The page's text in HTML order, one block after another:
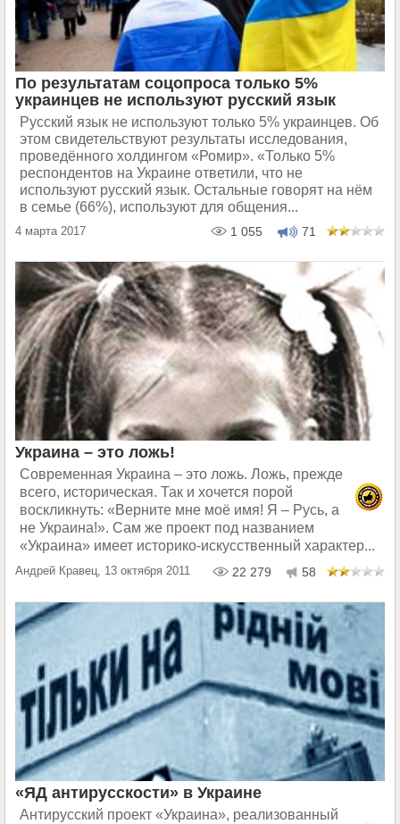
По результатам соцопроса только 5%
украинцев не используют русский язык
Русский язык не используют только 5% украинцев. Об
этом свидетельствуют результаты исследования,
проведённого холдингом «Ромир». «Только 5%
респондентов на Украине ответили, что не
используют русский язык. Остальные говорят на нём
в семье (66%), используют для общения...
4 марта 2017 1 055 71
Украина – это ложь!
Современная Украина – это ложь. Ложь, прежде
всего, историческая. Так и хочется порой
воскликнуть: «Верните мне моё имя! Я – Русь, а
не Украина!». Сам же проект под названием
«Украина» имеет историко-искусственный характер...
Андрей Кравец, 13 октября 2011 22 279 58
«ЯД антирусскости» в Украине
Антирусский проект «Украина», реализованный